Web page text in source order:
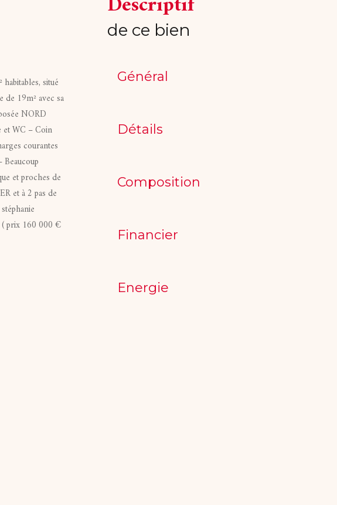
situé
19m² avec sa
NORD
et WC – Coin
courantes
et proches de
et à 2 pas de
prix 160 000 €
de ce bien
Général
Détails
Composition
Financier
Energie